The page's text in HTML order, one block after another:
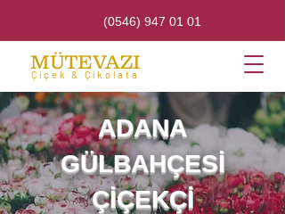
(0546) 947 01 01
MÜTEVAZI
Çiçek & Çikolata
ADANA
GÜLBAHÇESİ
ÇİÇEKÇİ